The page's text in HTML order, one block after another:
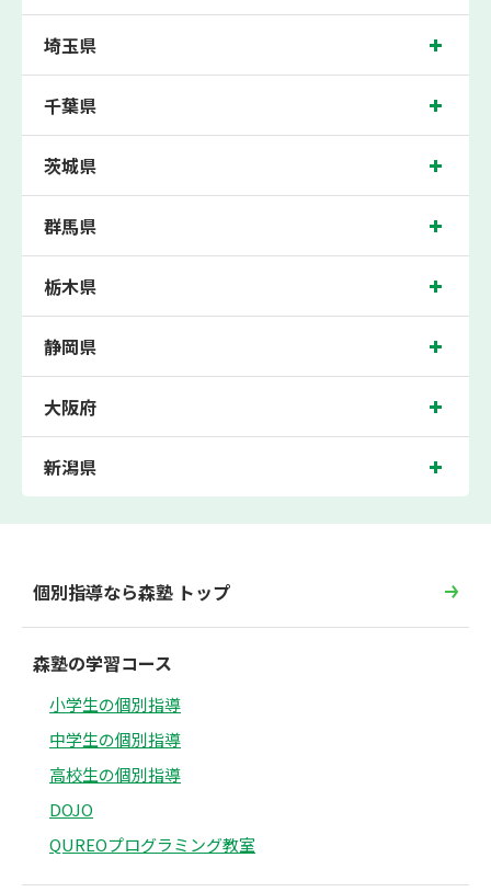
埼玉県
千葉県
茨城県
群馬県
栃木県
静岡県
大阪府
新潟県
個別指導なら森塾 トップ
森塾の学習コース
小学生の個別指導
中学生の個別指導
高校生の個別指導
DOJO
QUREOプログラミング教室